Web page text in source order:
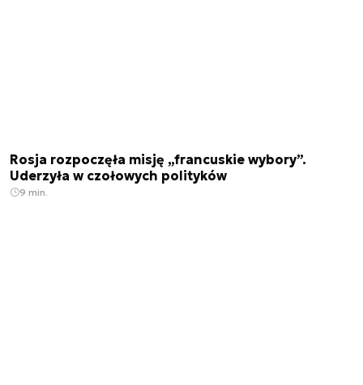
Rosja rozpoczęła misję „francuskie wybory”.
Uderzyła w czołowych polityków
9 min.